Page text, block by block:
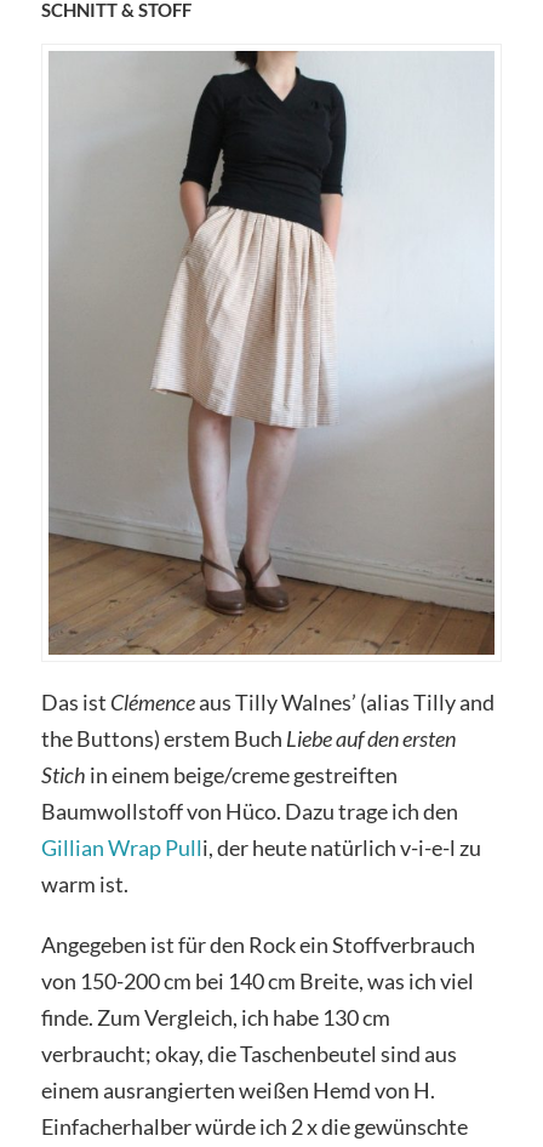
SCHNITT & STOFF
Das ist Clémenceaus Tilly Walnes’ (alias Tilly and
the Buttons) erstem Buch Liebe auf den ersten
Stich in einem beige/creme gestreiften
Baumwollstoff von Hüco. Dazu trage ich den
Gillian Wrap Pulli, der heute natürlich v-i-e-l zu
warm ist.
Angegeben ist für den Rock ein Stoffverbrauch
von 150-200 cm bei 140 cm Breite, was ich viel
finde. Zum Vergleich, ich habe 130 cm
verbraucht; okay, die Taschenbeutel sind aus
einem ausrangierten weißen Hemd von H.
Einfacherhalber würde ich 2 x die gewünschte